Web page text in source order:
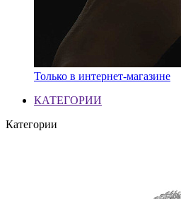
Только в интернет-магазине
КАТЕГОРИИ
Категории